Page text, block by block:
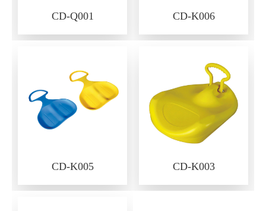
CD-Q001 CD-K006
CD-K005 CD-K003